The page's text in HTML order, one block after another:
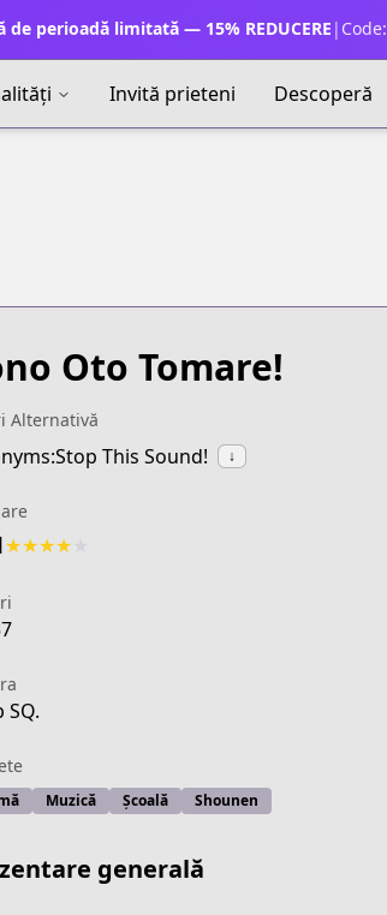
de perioadă limitată — 15% REDUCERE | Code:
Invită prieteni Descoperă
Oto Tomare!
Alternativă
This Sound! ↓
★★★★
SQ.
Muzică Școală Shounen
generală